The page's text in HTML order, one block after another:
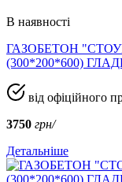
В наявності
ГАЗОБЕТОН
(300*200*600)
від офіційного
3750 грн/
Детальніше